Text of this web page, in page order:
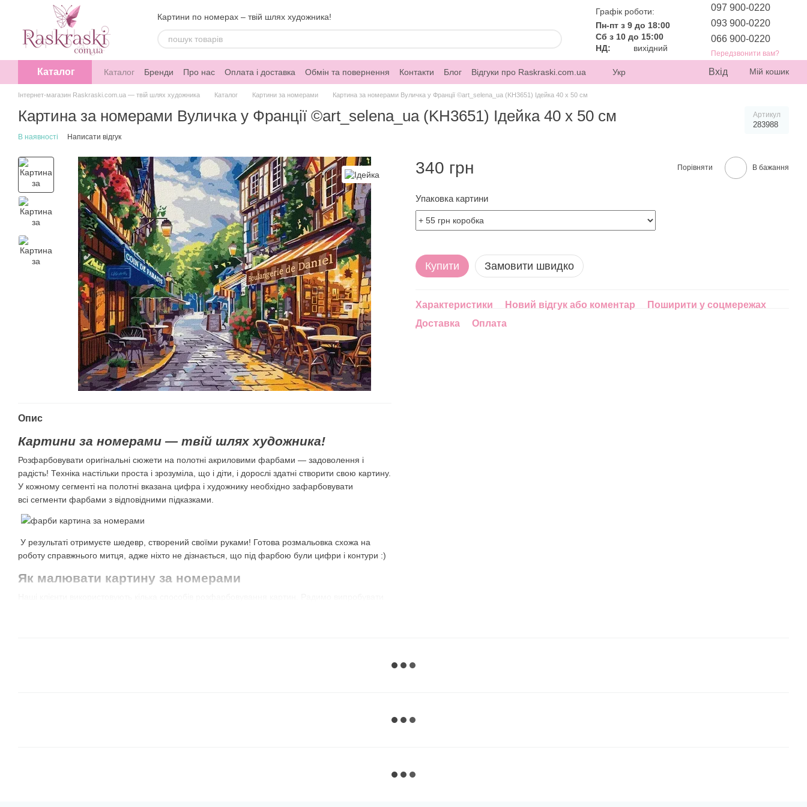
Перейти до основного контенту
Картини по номерах – твій шлях художника!
Графік роботи:
Пн-пт з 9 до 18:00
Сб з 10 до 15:00
НД:
вихідний
097 900-0220
093 900-0220
066 900-0220
Передзвонити вам?
Каталог Каталог Бренди Про нас Оплата і доставка Обмін та повернення Контакти Блог Відгуки про Raskraski.com.ua Укр Вхід Мій кошик
Інтернет-магазин Raskraski.com.ua — твій шлях художника Каталог Картини за номерами Картина за номерами Вуличка у Франції ©art_selena_ua (KH3651) Ідейка 40 х 50 см
Картина за номерами Вуличка у Франції ©art_selena_ua (KH3651) Ідейка 40 х 50 см Артикул
283988
В наявності Написати відгук
Опис
Картини за номерами — твій шлях художника!
Розфарбовувати оригінальні сюжети на полотні акриловими фарбами — задоволення і
радість! Техніка настільки проста і зрозуміла, що і діти, і дорослі здатні створити свою картину.
У кожному сегменті на полотні вказана цифра і художнику необхідно зафарбовувати
всі сегменти фарбами з відповідними підказками.
У результаті отримуєте шедевр, створений своїми руками! Готова розмальовка схожа на
роботу справжнього митця, адже ніхто не дізнається, що під фарбою були цифри і контури :)
Як малювати картину за номерами
340 грн Порівняти В бажання
Упаковка картини
Купити Замовити швидко
Характеристики Новий відгук або коментар
Поширити у соцмережах
Доставка
Оплата